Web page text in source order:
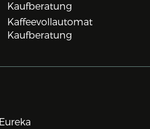
Kaufberatung
Kaffeevollautomat
Kaufberatung
Eureka